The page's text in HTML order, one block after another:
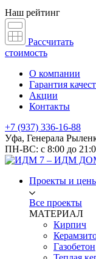
Наш рейтинг
Рассчитать
стоимость
О компании
Гарантия
Акции
Контакты
+7 (937) 336-16-88
Уфа, Генерала
ПН-ВС: с 8:00 до
Проекты и
Все проекты
МАТЕРИАЛ
Кирпич
Газобетон